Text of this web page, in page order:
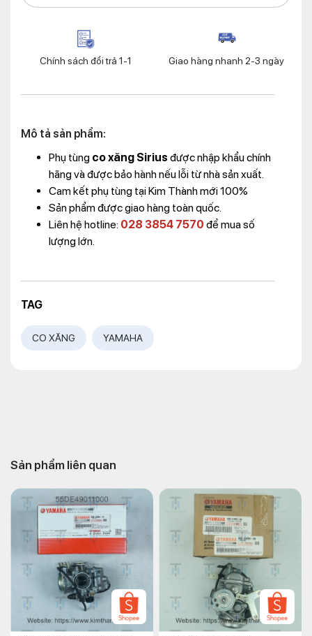
Chính sách đổi trả 1-1 Giao hàng nhanh 2-3 ngày
Mô tả sản phẩm:
Phụ tùng co xăng Sirius được nhập khẩu chính
hãng và được bảo hành nếu lỗi từ nhà sản xuất.
Cam kết phụ tùng tại Kim Thành mới 100%
Sản phẩm được giao hàng toàn quốc.
Liên hệ hotline: 028 3854 7570 để mua số
lượng lớn.
TAG
CO XĂNG YAMAHA
Sản phẩm liên quan